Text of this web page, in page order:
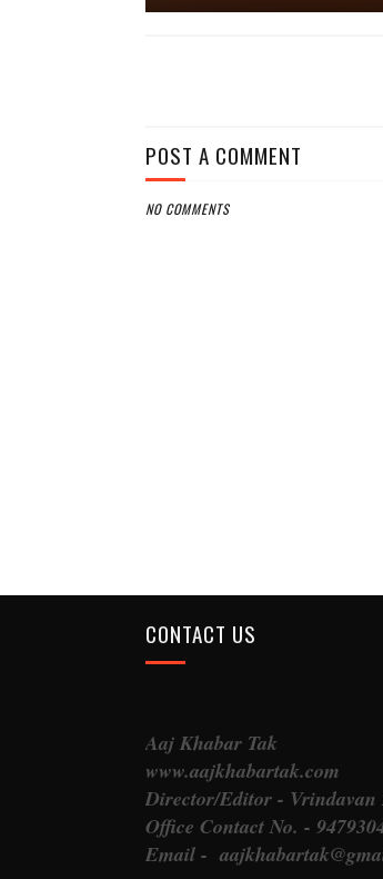
POST A COMMENT
NO COMMENTS
CONTACT US
Aaj Khabar Tak
www.aajkhabartak.com
Director/Editor - Vrindavan
Office Contact No. -
Email -